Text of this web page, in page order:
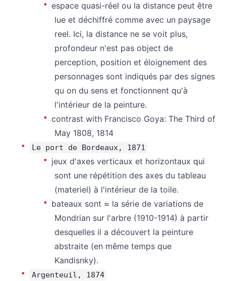
espace quasi-réel ou la distance peut être
lue et déchiffré comme avec un paysage
reel. Ici, la distance ne se voit plus,
profondeur n'est pas object de
perception, position et éloignement des
personnages sont indiqués par des signes
qu on du sens et fonctionnent qu'à
l'intérieur de la peinture.
contrast with Francisco Goya: The Third of
May 1808, 1814
Le port de Bordeaux, 1871
jeux d'axes verticaux et horizontaux qui
sont une répétition des axes du tableau
(materiel) à l'intérieur de la toile.
bateaux sont ≈ la série de variations de
Mondrian sur l'arbre (1910-1914) à partir
desquelles il a découvert la peinture
abstraite (en même temps que
Kandisnky).
Argenteuil, 1874